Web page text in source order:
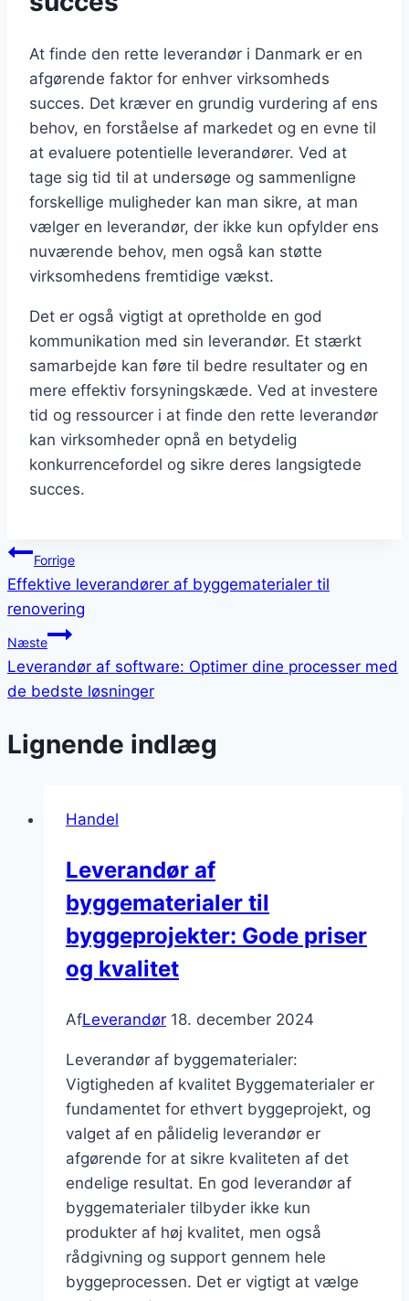
At finde den rette leverandør i Danmark er en
afgørende faktor for enhver virksomheds
succes. Det kræver en grundig vurdering af ens
behov, en forståelse af markedet og en evne til
at evaluere potentielle leverandører. Ved at
tage sig tid til at undersøge og sammenligne
forskellige muligheder kan man sikre, at man
vælger en leverandør, der ikke kun opfylder ens
nuværende behov, men også kan støtte
virksomhedens fremtidige vækst.
Det er også vigtigt at opretholde en god
kommunikation med sin leverandør. Et stærkt
samarbejde kan føre til bedre resultater og en
mere effektiv forsyningskæde. Ved at investere
tid og ressourcer i at finde den rette leverandør
kan virksomheder opnå en betydelig
konkurrencefordel og sikre deres langsigtede
succes.
Indlægsnavigation
Forrige
Effektive leverandører af byggematerialer til
renovering
Næste
Leverandør af software: Optimer dine processer med
de bedste løsninger
Lignende indlæg
Handel
Leverandør af
byggematerialer til
byggeprojekter: Gode priser
og kvalitet
AfLeverandør 18. december 2024
Leverandør af byggematerialer:
Vigtigheden af kvalitet Byggematerialer er
fundamentet for ethvert byggeprojekt, og
valget af en pålidelig leverandør er
afgørende for at sikre kvaliteten af det
endelige resultat. En god leverandør af
byggematerialer tilbyder ikke kun
produkter af høj kvalitet, men også
rådgivning og support gennem hele
byggeprocessen. Det er vigtigt at vælge